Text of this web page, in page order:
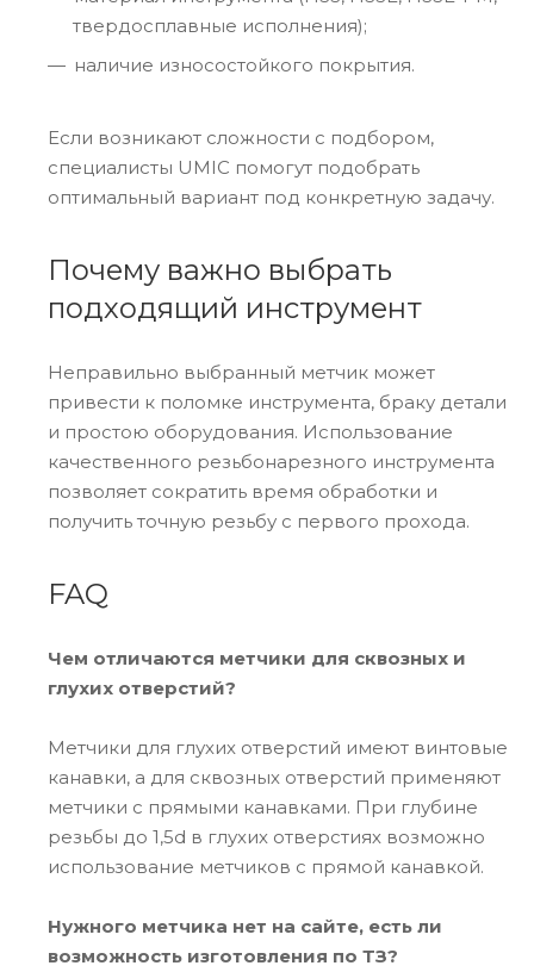
твердосплавные исполнения);
наличие износостойкого покрытия.
Если возникают сложности с подбором,
специалисты UMIC помогут подобрать
оптимальный вариант под конкретную задачу.
Почему важно выбрать
подходящий инструмент
Неправильно выбранный метчик может
привести к поломке инструмента, браку детали
и простою оборудования. Использование
качественного резьбонарезного инструмента
позволяет сократить время обработки и
получить точную резьбу с первого прохода.
FAQ
Чем отличаются метчики для сквозных и
глухих отверстий?
Метчики для глухих отверстий имеют винтовые
канавки, а для сквозных отверстий применяют
метчики с прямыми канавками. При глубине
резьбы до 1,5d в глухих отверстиях возможно
использование метчиков с прямой канавкой.
Нужного метчика нет на сайте, есть ли
возможность изготовления по ТЗ?